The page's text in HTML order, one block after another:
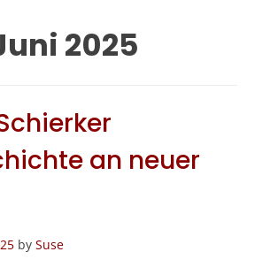
2025
an neuer
by Suse